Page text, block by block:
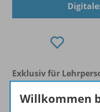
Exklusiv für
Lehramtsstudierende
Ein kostenfreies
Willkommen